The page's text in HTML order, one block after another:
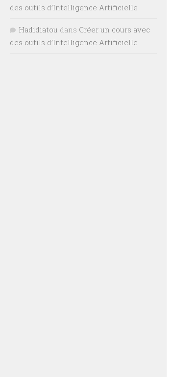
des outils d’Intelligence Artificielle
Hadidiatou dans Créer un cours avec
des outils d’Intelligence Artificielle